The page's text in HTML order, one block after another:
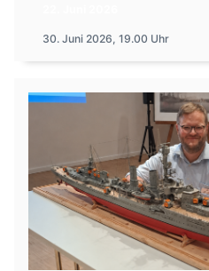
30. Juni 2026, 19.00 Uhr